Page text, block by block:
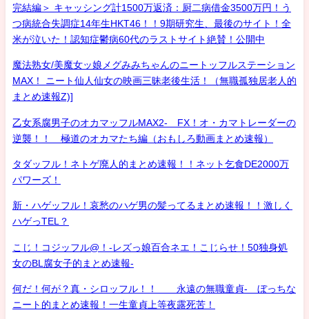
完結編＞ キャッシング計1500万返済：厨二病借金3500万円！う
つ病統合失調症14年生HKT46！！9期研究生、最後のサイト！全
米が泣いた！認知症鬱病60代のラストサイト絶賛！公開中
魔法熟女/美魔女ッ娘メグみみちゃんのニートッフルステーション
MAX！ ニート仙人仙女の映画三昧老後生活！（無職孤独居老人的
まとめ速報Z)]
乙女系腐男子のオカマッフルMAX2- FX！オ・カマトレーダーの
逆襲！！ 極道のオカマたち編（おもしろ動画まとめ速報）
タダッフル！ネトゲ廃人的まとめ速報！！ネット乞食DE2000万
パワーズ！
新・ハゲッフル！哀愁のハゲ男の髪ってるまとめ速報！！激しく
ハゲっTEL？
こじ！コジッフル@！-レズっ娘百合ネエ！こじらせ！50独身処
女のBL腐女子的まとめ速報-
何だ！何が？真・シロッフル！！ 永遠の無職童貞- ぼっちな
ニート的まとめ速報！一生童貞上等夜露死苦！